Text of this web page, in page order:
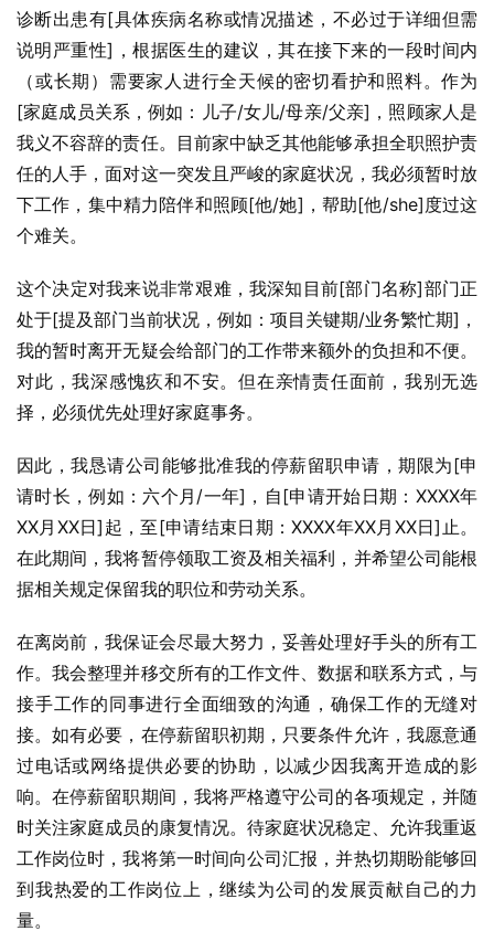
诊断出患有[具体疾病名称或情况描述，不必过于详细但需
说明严重性]，根据医生的建议，其在接下来的一段时间内
（或长期）需要家人进行全天候的密切看护和照料。作为
[家庭成员关系，例如：儿子/女儿/母亲/父亲]，照顾家人是
我义不容辞的责任。目前家中缺乏其他能够承担全职照护责
任的人手，面对这一突发且严峻的家庭状况，我必须暂时放
下工作，集中精力陪伴和照顾[他/她]，帮助[他/she]度过这
个难关。
这个决定对我来说非常艰难，我深知目前[部门名称]部门正
处于[提及部门当前状况，例如：项目关键期/业务繁忙期]，
我的暂时离开无疑会给部门的工作带来额外的负担和不便。
对此，我深感愧疚和不安。但在亲情责任面前，我别无选
择，必须优先处理好家庭事务。
因此，我恳请公司能够批准我的停薪留职申请，期限为[申
请时长，例如：六个月/一年]，自[申请开始日期：XXXX年
XX月XX日]起，至[申请结束日期：XXXX年XX月XX日]止。
在此期间，我将暂停领取工资及相关福利，并希望公司能根
据相关规定保留我的职位和劳动关系。
在离岗前，我保证会尽最大努力，妥善处理好手头的所有工
作。我会整理并移交所有的工作文件、数据和联系方式，与
接手工作的同事进行全面细致的沟通，确保工作的无缝对
接。如有必要，在停薪留职初期，只要条件允许，我愿意通
过电话或网络提供必要的协助，以减少因我离开造成的影
响。在停薪留职期间，我将严格遵守公司的各项规定，并随
时关注家庭成员的康复情况。待家庭状况稳定、允许我重返
工作岗位时，我将第一时间向公司汇报，并热切期盼能够回
到我热爱的工作岗位上，继续为公司的发展贡献自己的力
量。